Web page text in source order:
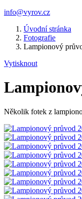
info@vyrov.cz
Úvodní stránka
Fotografie
Lampionový
Vytisknout
Několik fotek z